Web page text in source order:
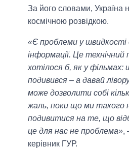
За його словами, Україна
космічною розвідкою.
«Є проблеми у
інформації. Це технічний
хотілося б, як у
подивився – а давай
може дозволити собі
жаль, поки що ми такого
подивитися на те, що
це для нас не проблема»,
керівник ГУР.